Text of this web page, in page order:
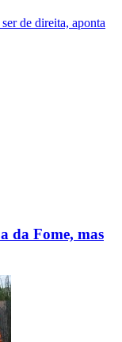
de direita, aponta
da Fome, mas